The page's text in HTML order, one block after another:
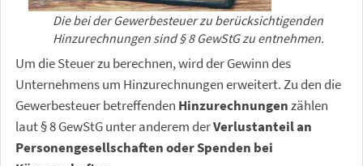
Die bei der Gewerbesteuer zu berücksichtigenden
Hinzurechnungen sind § 8 GewStG zu entnehmen.
Um die Steuer zu berechnen, wird der Gewinn des
Unternehmens um Hinzurechnungen erweitert. Zu den die
Gewerbesteuer betreffenden Hinzurechnungenzählen
laut § 8 GewStG unter anderem derVerlustanteil an
Personengesellschaften oder Spenden bei